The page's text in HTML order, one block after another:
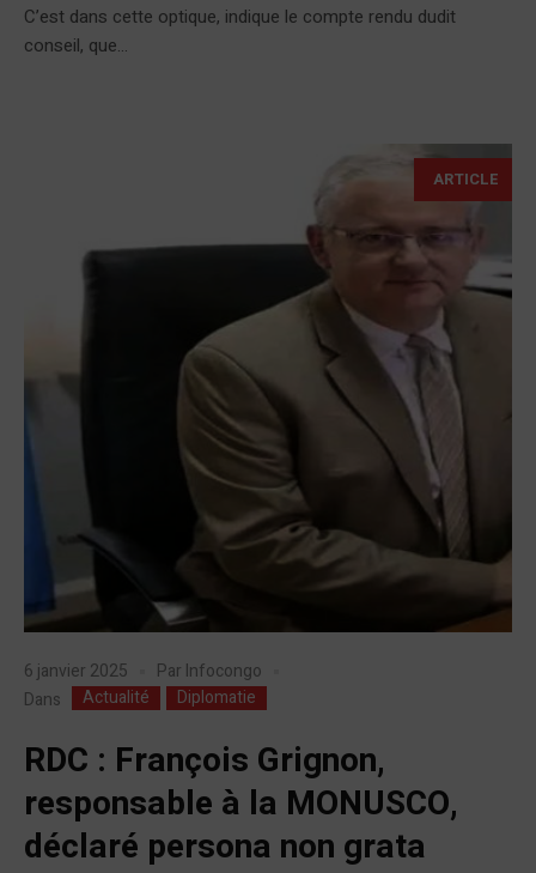
C’est dans cette optique, indique le compte rendu dudit
conseil, que...
ARTICLE
6 janvier 2025 Par Infocongo
Dans
Actualité Diplomatie
RDC : François Grignon,
responsable à la MONUSCO,
déclaré persona non grata